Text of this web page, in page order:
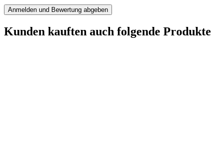
Anmelden und Bewertung abgeben
Kunden kauften auch folgende Produkte